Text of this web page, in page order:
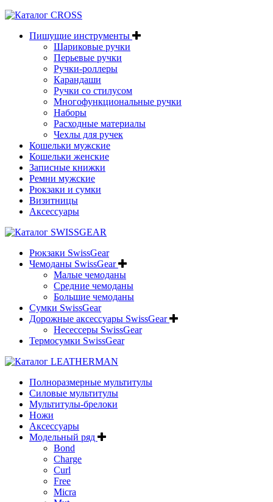
Пишущие инструменты
Шариковые ручки
Перьевые ручки
Ручки-роллеры
Карандаши
Ручки со стилусом
Многофункциональные ручки
Наборы
Расходные материалы
Чехлы для ручек
Кошельки мужские
Кошельки женские
Записные книжки
Ремни мужские
Рюкзаки и сумки
Визитницы
Аксессуары
Рюкзаки SwissGear
Чемоданы SwissGear
Малые чемоданы
Средние чемоданы
Большие чемоданы
Сумки SwissGear
Дорожные аксессуары SwissGear
Несессеры SwissGear
Термосумки SwissGear
Полноразмерные мультитулы
Силовые мультитулы
Мультитулы-брелоки
Ножи
Аксессуары
Модельный ряд
Bond
Charge
Curl
Free
Micra